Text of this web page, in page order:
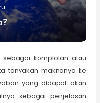
sebagai komplotan atau
tanyakan maknanya ke
yang didapat akan
sebagai penjelasan